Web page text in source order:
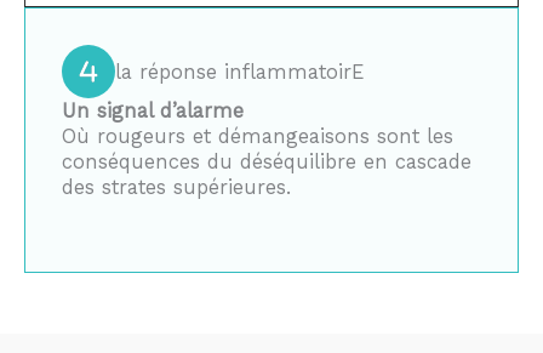
la réponse inflammatoirE
Un signal d’alarme
Où rougeurs et démangeaisons sont les
conséquences du déséquilibre en cascade
des strates supérieures.